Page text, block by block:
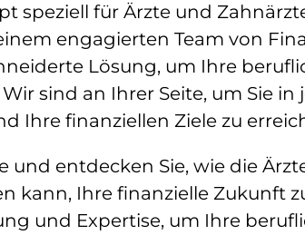
speziell für Ärzte und
engagierten Team von
Lösung, um Ihre
Wir sind an Ihrer Seite, um Sie in
Ihre finanziellen Ziele zu
und entdecken Sie, wie die
kann, Ihre finanzielle Zukunft
und Expertise, um Ihre